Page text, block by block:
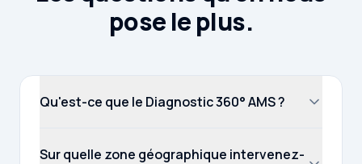
pose le plus.
Qu'est-ce que le Diagnostic 360° AMS ?
Sur quelle zone géographique intervenez-